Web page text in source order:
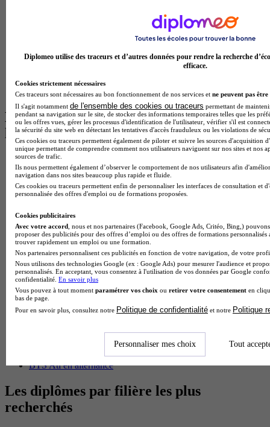
BTS Communication à Bordeaux
BTS Communication à Lyon
BTS Ndrc à Lyon
Les intitulés de diplôme par alternance
les plus recherchés
BTS Esf en alternance
BTS Dietetique en alternance
BTS Mco en alternance
BTS Pi en alternance
Master CCA en alternance
BTS Ndrc en alternance
BTS Sam en alternance
Cap Fleuriste en alternance
BTS Sio en alternance
MSc Marketing Digital en alternance
BTS Gpme en alternance
Cap Electricien en alternance
BTS Gpn en alternance
BTS Domotique en alternance
BTS Sta en alternance
BTS Tpl en alternance
BTS Ati en alternance
Les diplômes par filière les plus
recherchés
Diplomeo utilise des traceurs et d’autres données pour rendre la recherche
efficace.
Cookies strictement nécessaires
Ces traceurs sont nécessaires au bon fonctionnement de nos services et ne peuvent pas être
Il s'agit notamment de l'ensemble des cookies ou traceurs permettant de
pendant sa navigation sur le site, de stocker des informations temporaires telles que les
ou les offres vues, gérer les processus d'identification de l'utilisateur, vérifier s'il est
la sécurité du site web en détectant les tentatives d'accès frauduleux ou les violations de
Ces cookies ou traceurs permettent également de piloter et suivre les sources d'acquisition
unique permettant de comprendre comment nos utilisateurs naviguent sur nos sites et nos
sources de trafic.
Ils nous permettent également d’observer le comportement de nos utilisateurs afin
navigation dans nos sites beaucoup plus rapide et fluide.
Ces cookies ou traceurs permettent enfin de personnaliser les interfaces de consultation et
personnalisée des offres d'emploi ou de formations proposées.
Cookies publicitaires
Avec votre accord , nous et nos partenaires (Facebook, Google Ads, Critéo, Bing,)
proposer des publicités pour des offres d’emploi ou des offres de formations
trouver rapidement un emploi ou une formation.
Nos partenaires personnalisent ces publicités en fonction de votre navigation, de votre
Nous utilisons des technologies Google (ex : Google Ads) pour mesurer l'audience et
personnalisés. En acceptant, vous consentez à l'utilisation de vos données par Google
confidentialité. En savoir plus
Vous pouvez à tout moment paramétrer vos choix ou retirer votre consentement en
bas de page.
Pour en savoir plus, consultez notre Politique de confidentialité et notre Politique
Personnaliser mes choix Tout